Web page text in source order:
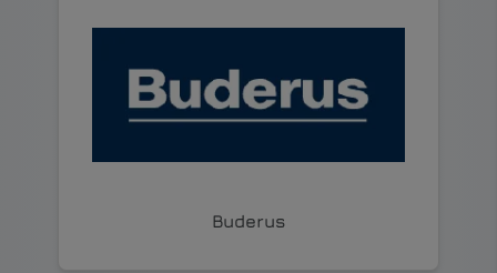
Buderus